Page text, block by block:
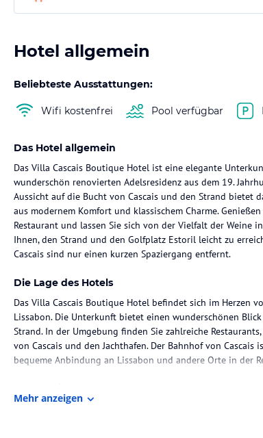
Hotel allgemein
Beliebteste Ausstattungen:
Wifi kostenfrei Pool verfügbar
Das Hotel allgemein
Das Villa Cascais Boutique Hotel ist eine elegante
wunderschön renovierten Adelsresidenz aus dem 19.
Aussicht auf die Bucht von Cascais und den Strand bietet
aus modernem Komfort und klassischem Charme.
Restaurant und lassen Sie sich von der Vielfalt der Weine
Ihnen, den Strand und den Golfplatz Estoril leicht zu
Cascais sind nur einen kurzen Spaziergang entfernt.
Die Lage des Hotels
Das Villa Cascais Boutique Hotel befindet sich im Herzen
Lissabon. Die Unterkunft bietet einen wunderschönen
Strand. In der Umgebung finden Sie zahlreiche
von Cascais und den Jachthafen. Der Bahnhof von
bequeme Anbindung an Lissabon und andere Orte in der
Mehr anzeigen